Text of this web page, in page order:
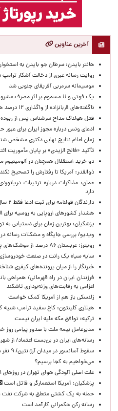
آخرین عناوین
هانتر بایدن: سرطان جو بایدن به
روایت رسانه عبری از دخالت آشکار ترامپ
موسیمانه سرمربی آفریقای جنوبی شد
یک فوتی و ۱۱ مسموم بر اثر مصرف مشروبات الکلی در نیشابور
ناگفته‌های قربانزاده از واگذاری ۱۲ درصد هلدینگ خلیج فارس
قتل هولناک مداح سرشناس پس از
ادعای ونس درباره مجوز ایران برای عبور
زمان اعلام نتایج نهایی دکتری مشخص
تأکید «فالح الزیدی» بر پایان مأموریت
دو خرید استقلال همچنان در آلومینیوم
ذوالقدر: آمریکا تا رفتارش را تصحیح
عمان: مذاکرات درباره ترتیبات
دارد
دارندگان قولنامه برای ثبت ادعا فقط ۲ سال فرصت دارند
هشدار کشورهای اروپایی به روسیه برای
پزشکیان‌: بهترین زمان برای دستیابی
ویدیو/ بررسی جایگاه و مشکلات رسانه
رویترز: عربستان ۸۶ درصد از موشک‌های پاتریوت خود را استفاده کرده است
سایه سیاه یک رانت در صنعت
خبرنگار را از میان پرونده‌های کیفری
​فرزندان ایران در راه قهرمانی/ همراهی
اعزامی به رقابت‌های وزنه‌برداری تاشکند
زلنسکی باز هم از آمریکا کمک خواست
هیلاری کلینتون: کاخ سفید ترامپ
ترکیه: توافق مکه علیه ایران نیست
مدیرعامل بیمه ملت با صدور پیامی روز
رسانه‌های ایران در بن‌بست اعتماد/ از
سقوط آسانسور در میدان آرژانتین/ ۹ نفر مصدوم شدند
می‌خواهیم به کجا برسیم؟
علت اصلی آلودگی هوای تهران در روزهای
پزشکیان: آمریکا استعمارگر و قاتل است
حمله به یک کشتی متعلق به شرکت نفت
رسانه رکن حکمرانی کارآمد است